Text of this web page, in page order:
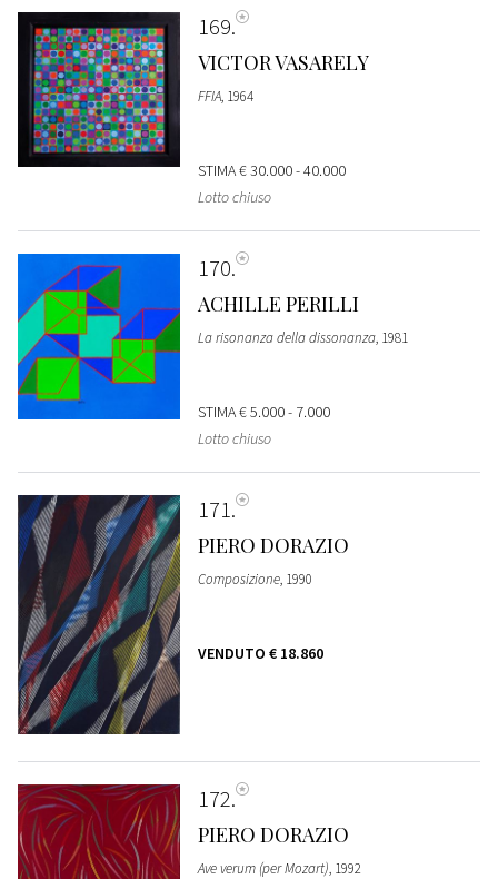
169
VICTOR VASARELY
FFIA, 1964
STIMA€ 30.000 - 40.000
Lotto chiuso
170
ACHILLE PERILLI
La risonanza della dissonanza, 1981
STIMA€ 5.000 - 7.000
Lotto chiuso
171
PIERO DORAZIO
Composizione, 1990
VENDUTO € 18.860
172
PIERO DORAZIO
Ave verum (per Mozart), 1992